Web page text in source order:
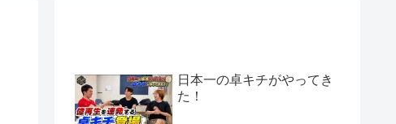
日本一の卓キチがやってき
た！